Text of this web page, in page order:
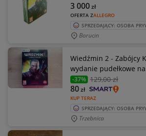
OFERTA ZALLEGRO
3 000zł
SPRZEDAJĄCY: OSOBA
Borucin
Wiedźmin 2 - Zabójcy
wydanie pudełkowe na
-37% 129,00 zł
KUP TERAZ
80zł
SPRZEDAJĄCY: OSOBA
Trzebnica